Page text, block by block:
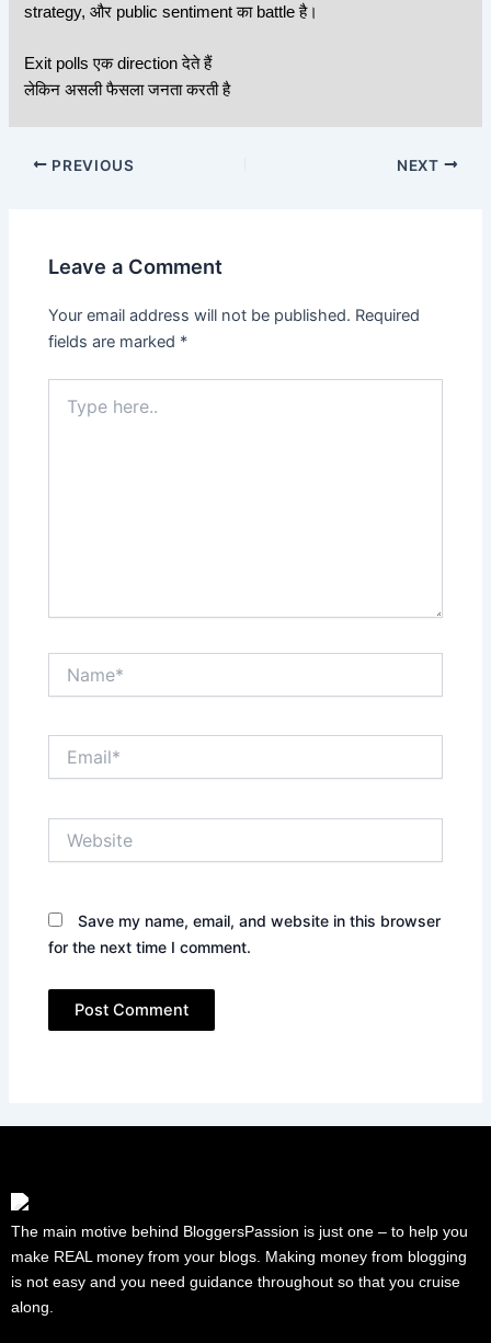
strategy, और public sentiment का battle है।
Exit polls एक direction देते हैं
लेकिन असली फैसला जनता करती है
PREVIOUS NEXT
Leave a Comment
Your email address will not be published. Required
fields are marked *
here..
Save my name, email, and website in this browser
for the next time I comment.
The main motive behind BloggersPassion is just one – to help you
make REAL money from your blogs. Making money from blogging
is not easy and you need guidance throughout so that you cruise
along.